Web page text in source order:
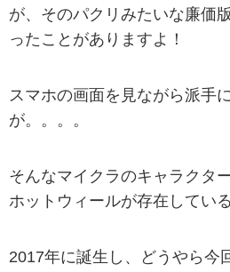
が、そのパクリみたいな廉価
ったことがありますよ！
スマホの画面を見ながら派手
が。。。。
そんなマイクラのキャラクタ
ホットウィールが存在してい
2017年に誕生し、どうやら今